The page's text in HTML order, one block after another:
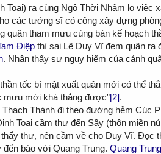
ra cùng Ngô Thời Nhậm lo việc
các tướng sĩ có công xây dựng
tham mưu cùng bàn kế hoạch
Điệp thì sai Lê Duy Vĩ đem quân ra
. Nhận thấy sự nguy hiểm của cánh
tốc bí mật xuất quân mới có thể
mưu mới khá thắng được”[2].
Thành đi theo đường hẻm
Toại cầm thư đến Sầy (thôn miền
thư, nên cầm về cho Duy Vĩ. Đọc
báo với Quang Trung. Quang Trung